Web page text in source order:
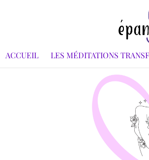
ACCUEIL LES MÉDITATIONS